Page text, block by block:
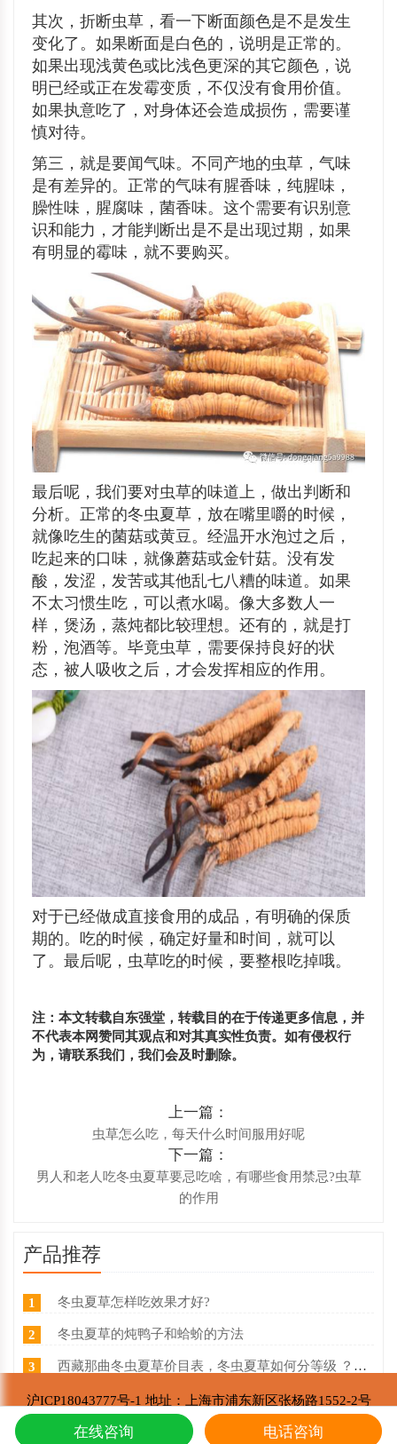
其次，折断虫草，看一下断面颜色是不是发生
变化了。如果断面是白色的，说明是正常的。
如果出现浅黄色或比浅色更深的其它颜色，说
明已经或正在发霉变质，不仅没有食用价值。
如果执意吃了，对身体还会造成损伤，需要谨
慎对待。
第三，就是要闻气味。不同产地的虫草，气味
是有差异的。正常的气味有腥香味，纯腥味，
臊性味，腥腐味，菌香味。这个需要有识别意
识和能力，才能判断出是不是出现过期，如果
有明显的霉味，就不要购买。
最后呢，我们要对虫草的味道上，做出判断和
分析。正常的冬虫夏草，放在嘴里嚼的时候，
就像吃生的菌菇或黄豆。经温开水泡过之后，
吃起来的口味，就像蘑菇或金针菇。没有发
酸，发涩，发苦或其他乱七八糟的味道。如果
不太习惯生吃，可以煮水喝。像大多数人一
样，煲汤，蒸炖都比较理想。还有的，就是打
粉，泡酒等。毕竟虫草，需要保持良好的状
态，被人吸收之后，才会发挥相应的作用。
对于已经做成直接食用的成品，有明确的保质
期的。吃的时候，确定好量和时间，就可以
了。最后呢，虫草吃的时候，要整根吃掉哦。
注：本文转载自东强堂，转载目的在于传递更多信息，并
不代表本网赞同其观点和对其真实性负责。如有侵权行
为，请联系我们，我们会及时删除。
上一篇：
虫草怎么吃，每天什么时间服用好呢
下一篇：
男人和老人吃冬虫夏草要忌吃啥，有哪些食用禁忌?虫草
的作用
产品推荐
1 冬虫夏草怎样吃效果才好?
2 冬虫夏草的炖鸭子和蛤蚧的方法
3 西藏那曲冬虫夏草价目表，冬虫夏草如何分等级 ？什么价
4 东强堂健康科技与那曲市招商局达成战略合作
第七届中国购物中心发展论坛在上海浦东国际会议中心成功举办
沪ICP18043777号-1 地址：上海市浦东新区张杨路1552-2号
东强堂健康科技有限公司 版权所有
Copyright © 2002-2021
在线咨询 电话咨询